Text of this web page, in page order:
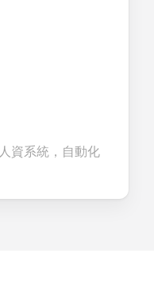
資系統，自動化